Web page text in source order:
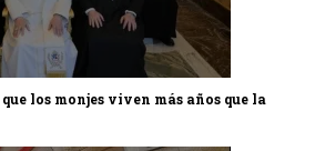
los monjes viven más años que la